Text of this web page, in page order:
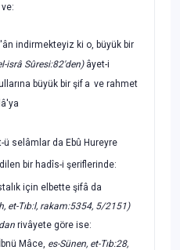
ve:
indirmekteyiz ki o, büyük bir
isrâ Sûresi:82'den) âyet-i
büyük bir şifa ve rahmet
'ya
ü selâmlar da Ebû Hureyre
bir hadîs-i şeriflerinde:
için elbette şifâ da
et-Tıb:l, rakam:5354, 5/2151)
rivâyete göre ise:
Mâce, es-Sünen, et-Tıb:28,